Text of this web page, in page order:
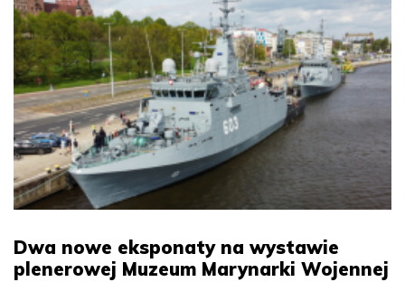
Dwa nowe eksponaty na wystawie
plenerowej Muzeum Marynarki Wojennej